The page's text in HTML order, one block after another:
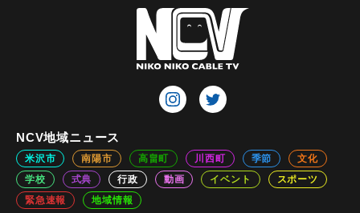
NCV地域ニュース
米沢市 南陽市 高畠町 川西町 季節
文化
学校
式典 行政 動画 イベント
スポーツ
緊急速報
地域情報